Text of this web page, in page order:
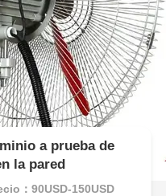
a prueba de
la pared
：90USD-150USD